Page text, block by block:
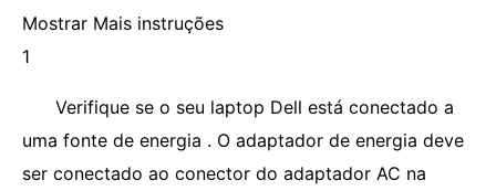
Mostrar Mais instruções
1
Verifique se o seu laptop Dell está conectado a
uma fonte de energia . O adaptador de energia deve
ser conectado ao conector do adaptador AC na